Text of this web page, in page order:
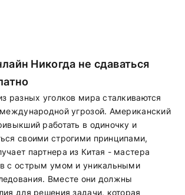
Никогда не сдаваться
разных уголков мира сталкиваются
угрозой. Американский
работать в одиночку и
своими строгими принципами,
партнера из Китая - мастера
с острым умом и уникальными
Вместе они должны
для решения задачи, которая